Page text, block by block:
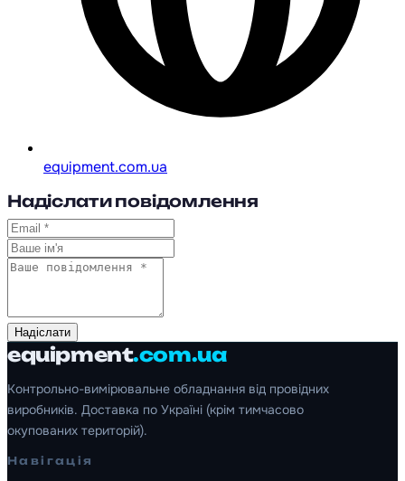
equipment.com.ua
Надіслати повідомлення
Надіслати
equipment.com.ua
Контрольно-вимірювальне обладнання від провідних
виробників. Доставка по Україні (крім тимчасово
окупованих територій).
Навігація